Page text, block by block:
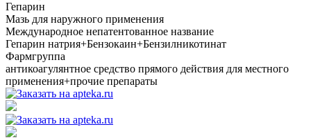
Гепарин
Мазь для наружного применения
Международное непатентованное название
Гепарин натрия+Бензокаин+Бензилникотинат
Фармгруппа
антикоагулянтное средство прямого действия для местного
применения+прочие препараты